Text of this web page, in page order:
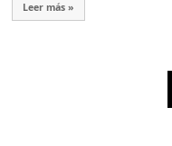
Leer más »